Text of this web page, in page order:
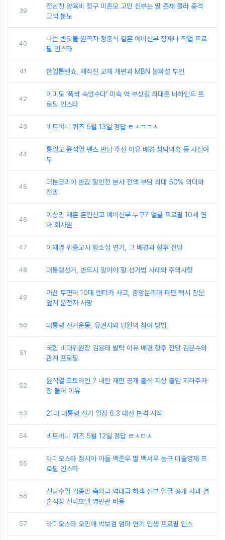
39
전남친 양육비 청구 미혼모 고민 친부는 딸 존재 몰라 충격
고백 분노
40
나는 반딧불 원곡자 정중식 결혼 예비신부 장재나 직업 프로
필 인스타
41 한일톱텐쇼, 제작진 교체 개편과 MBN 불화설 부인
42
이미도 ‘폭싹 속았수다’ 미숙 역 부상길 최대훈 비하인드 프
로필 인스타
43 비트버니 퀴즈 5월 13일 정답 ㅌㅅㄱㄱㅅ
44
통일교 윤석열 펜스 만남 주선 이유 배경 청탁의혹 등 사실여
부
45
더본코리아 반값 할인전 본사 전액 부담 최대 50% 의미와
전망
46
이상민 재혼 혼인신고 예비신부 누구? 얼굴 프로필 10세 연
하 회사원
47 이재명 위증교사 항소심 연기, 그 배경과 향후 전망
48 대통령선거, 반드시 알아야 할 선거법 사례와 주의사항
49
아산 무면허 10대 렌터카 사고, 중앙분리대 파편 택시 창문
덮쳐 운전자 사망
50 대통령 선거운동, 유권자와 당원의 참여 방법
51
국힘 비대위원장 김용태 발탁 이유 배경 향후 전망 김문수와
관계 프로필
52
윤석열 포토라인 ? 내란 재판 공개 출석 지상 출입 지하주차
장 불허 이유
53 21대 대통령 선거 일정 6.3 대선 본격 시작
54 비트버니 퀴즈 5월 12일 정답 ㄹㅅㅁㅅ
55
라디오스타 정시아 아들 백준우 딸 백서우 농구 미술영재 프
로필 인스타
56
신랑수업 김종민 축의금 역대급 하객 신부 얼굴 공개 사과 결
혼식장 신라호텔 영빈관 비용
57 라디오스타 오민애 박보검 엄마 연기 인생 프로필 인스